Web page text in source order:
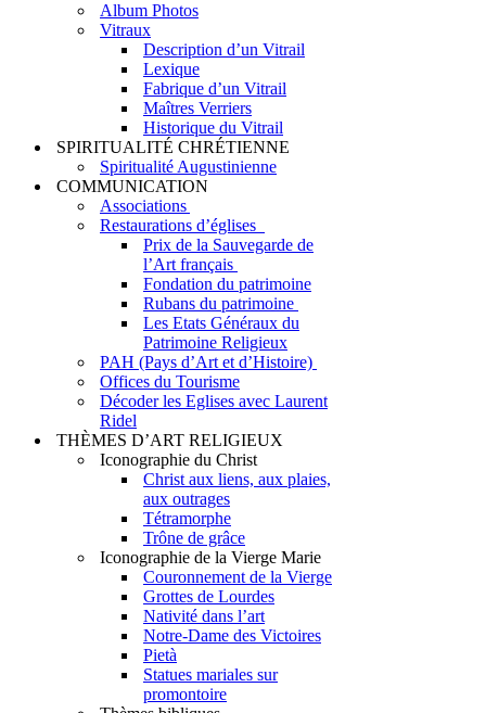
Album Photos
Vitraux
Description d’un Vitrail
Lexique
Fabrique d’un Vitrail
Maîtres Verriers
Historique du Vitrail
SPIRITUALITÉ CHRÉTIENNE
Spiritualité Augustinienne
COMMUNICATION
Associations
Restaurations d’églises
Prix de la Sauvegarde de
l’Art français
Fondation du patrimoine
Rubans du patrimoine
Les Etats Généraux du
Patrimoine Religieux
PAH (Pays d’Art et d’Histoire)
Offices du Tourisme
Décoder les Eglises avec Laurent
Ridel
THÈMES D’ART RELIGIEUX
Iconographie du Christ
Christ aux liens, aux plaies,
aux outrages
Tétramorphe
Trône de grâce
Iconographie de la Vierge Marie
Couronnement de la Vierge
Grottes de Lourdes
Nativité dans l’art
Notre-Dame des Victoires
Pietà
Statues mariales sur
promontoire